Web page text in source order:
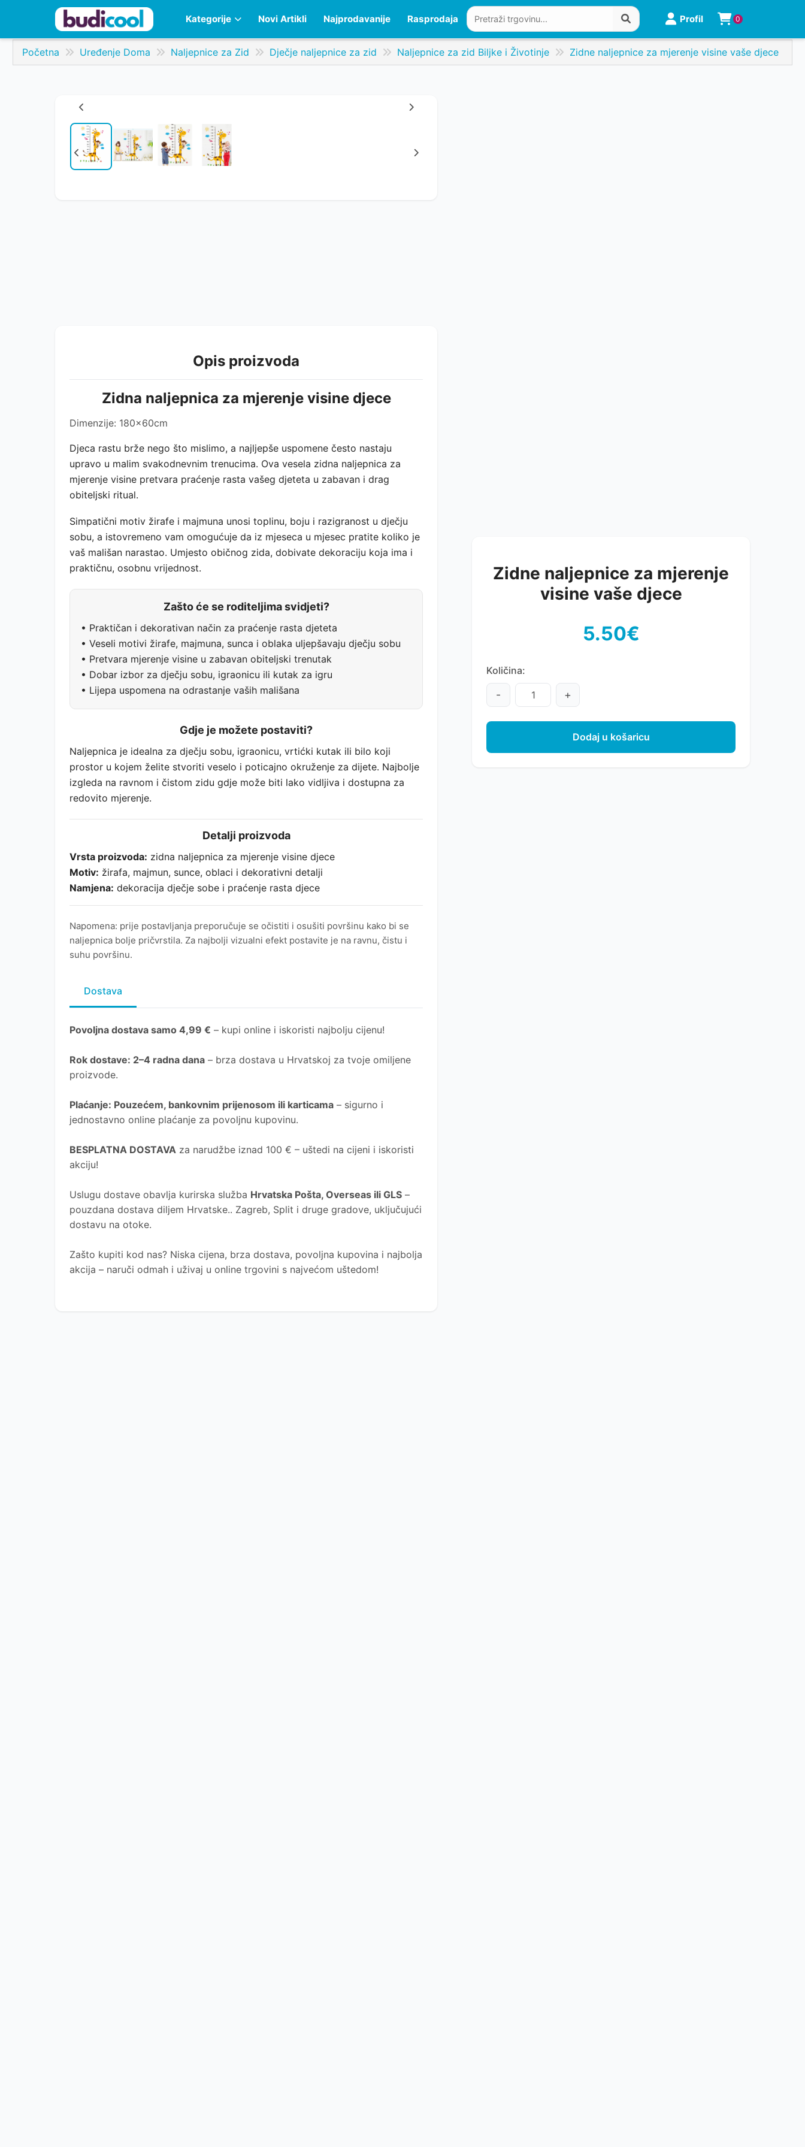
Kategorije Novi Artikli Najprodavanije Rasprodaja Profil 0
Početna Uređenje Doma Naljepnice za Zid Dječje naljepnice za zid Naljepnice za zid Biljke i Životinje Zidne naljepnice za mjerenje visine vaše djece
Zidne naljepnice za mjerenje
visine vaše djece
5.50€
Količina:
- +
Dodaj u košaricu
Opis proizvoda
Zidna naljepnica za mjerenje visine djece
Dimenzije: 180x60cm
Djeca rastu brže nego što mislimo, a najljepše uspomene često nastaju
upravo u malim svakodnevnim trenucima. Ova vesela zidna naljepnica za
mjerenje visine pretvara praćenje rasta vašeg djeteta u zabavan i drag
obiteljski ritual.
Simpatični motiv žirafe i majmuna unosi toplinu, boju i razigranost u dječju
sobu, a istovremeno vam omogućuje da iz mjeseca u mjesec pratite koliko je
vaš mališan narastao. Umjesto običnog zida, dobivate dekoraciju koja ima i
praktičnu, osobnu vrijednost.
Zašto će se roditeljima svidjeti?
• Praktičan i dekorativan način za praćenje rasta djeteta
• Veseli motivi žirafe, majmuna, sunca i oblaka uljepšavaju dječju sobu
• Pretvara mjerenje visine u zabavan obiteljski trenutak
• Dobar izbor za dječju sobu, igraonicu ili kutak za igru
• Lijepa uspomena na odrastanje vaših mališana
Gdje je možete postaviti?
Naljepnica je idealna za dječju sobu, igraonicu, vrtićki kutak ili bilo koji
prostor u kojem želite stvoriti veselo i poticajno okruženje za dijete. Najbolje
izgleda na ravnom i čistom zidu gdje može biti lako vidljiva i dostupna za
redovito mjerenje.
Detalji proizvoda
Vrsta proizvoda: zidna naljepnica za mjerenje visine djece
Motiv: žirafa, majmun, sunce, oblaci i dekorativni detalji
Namjena: dekoracija dječje sobe i praćenje rasta djece
Napomena: prije postavljanja preporučuje se očistiti i osušiti površinu kako bi se
naljepnica bolje pričvrstila. Za najbolji vizualni efekt postavite je na ravnu, čistu i
suhu površinu.
Dostava
Povoljna dostava samo 4,99 € – kupi online i iskoristi najbolju cijenu!
Rok dostave: 2–4 radna dana – brza dostava u Hrvatskoj za tvoje omiljene
proizvode.
Plaćanje: Pouzećem, bankovnim prijenosom ili karticama – sigurno i
jednostavno online plaćanje za povoljnu kupovinu.
BESPLATNA DOSTAVA za narudžbe iznad 100 € – uštedi na cijeni i iskoristi
akciju!
Uslugu dostave obavlja kurirska služba Hrvatska Pošta, Overseas ili GLS –
pouzdana dostava diljem Hrvatske.. Zagreb, Split i druge gradove, uključujući
dostavu na otoke.
Zašto kupiti kod nas? Niska cijena, brza dostava, povoljna kupovina i najbolja
akcija – naruči odmah i uživaj u online trgovini s najvećom uštedom!